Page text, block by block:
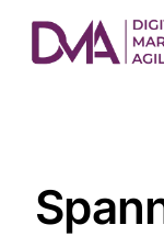
content